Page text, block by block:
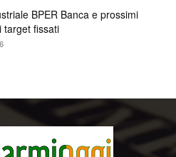
BPER Banca e prossimi
target fissati